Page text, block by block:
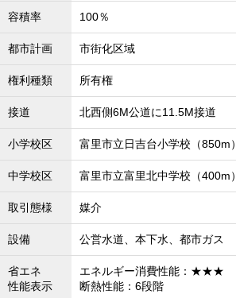
容積率 100％
都市計画 市街化区域
権利種類 所有権
接道 北西側6M公道に11.5M接道
小学校区 富里市立日吉台小学校（850m）
中学校区 富里市立富里北中学校（400m）
取引態様 媒介
設備 公営水道、本下水、都市ガス
省エネ
性能表示
エネルギー消費性能：★★★
断熱性能：6段階